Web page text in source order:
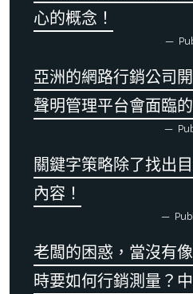
心的概念！
亞洲的網路行銷公司
聲明管理平台會面臨
關鍵字策略除了找出
內容！
老闆的困惑，當沒有
時要如何行銷測量？